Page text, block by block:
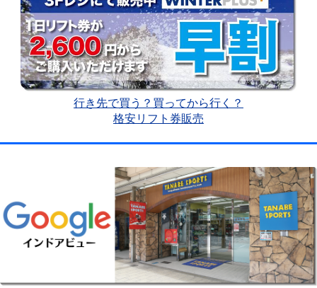
行き先で買う？買ってから行く？
格安リフト券販売